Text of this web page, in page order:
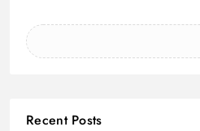
Recent Posts